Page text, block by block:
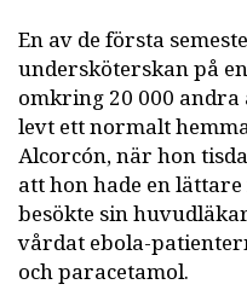
En av de första
undersköterskan på
omkring 20 000
levt ett normalt
Alcorcón, när hon
att hon hade en
besökte sin
vårdat ebola-
och paracetamol.